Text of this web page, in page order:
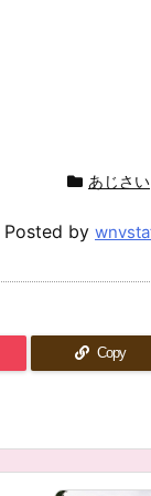
あじさい
Posted by
Copy